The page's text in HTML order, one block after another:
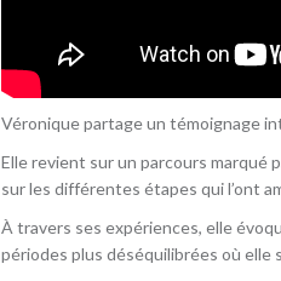
Véronique partage un témoignage
Elle revient sur un parcours marqué
sur les différentes étapes qui l’ont
À travers ses expériences, elle
périodes plus déséquilibrées où elle